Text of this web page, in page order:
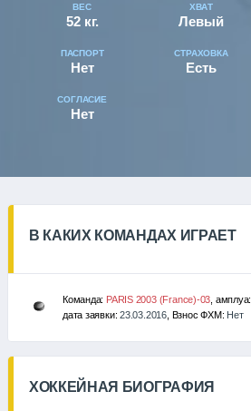
ВЕС
52 кг.
ХВАТ
Левый
ПАСПОРТ
Нет
СТРАХОВКА
Есть
СОГЛАСИЕ
Нет
В КАКИХ КОМАНДАХ ИГРАЕТ
Команда: PARIS 2003 (France)-03 , амплуа:
дата заявки:23.03.2016, Взнос ФХМ: Нет
ХОККЕЙНАЯ БИОГРАФИЯ